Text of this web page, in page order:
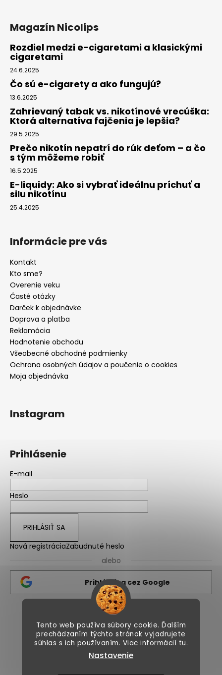
Tento web používa súbory cookie. Ďalším
prechádzaním týchto stránok vyjadrujete
súhlas s ich používaním. Viac informácií tu.
Nastavenie
Magazín Nicolips
Rozdiel medzi e-cigaretami a klasickými
cigaretami
24.6.2025
Čo sú e-cigarety a ako fungujú?
13.6.2025
Zahrievaný tabak vs. nikotínové vrecúška:
Ktorá alternatíva fajčenia je lepšia?
29.5.2025
Prečo nikotín nepatrí do rúk deťom – a čo
s tým môžeme robiť
16.5.2025
E-liquidy: Ako si vybrať ideálnu príchuť a
silu nikotínu
25.4.2025
Informácie pre vás
Kontakt
Kto sme?
Overenie veku
Časté otázky
Darček k objednávke
Doprava a platba
Reklamácia
Hodnotenie obchodu
Všeobecné obchodné podmienky
Ochrana osobných údajov a poučenie o cookies
Moja objednávka
Instagram
Prihlásenie
E-mail
Heslo
PRIHLÁSIŤ SA
Nová registráciaZabudnuté heslo
alebo
Prihlásiť sa cez Google
Nicolips.sk Nicolips.cz
Vytvoril Shoptet